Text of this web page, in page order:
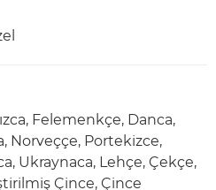
Felemenkçe, Danca,
Norveççe, Portekizce,
Ukraynaca, Lehçe, Çekçe,
Çince, Çince